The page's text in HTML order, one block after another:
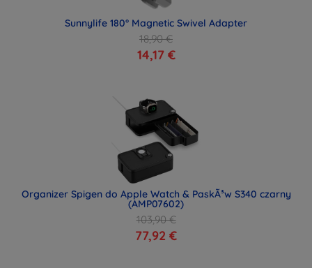
Sunnylife 180° Magnetic Swivel Adapter
18,90 €
14,17 €
Organizer Spigen do Apple Watch & PaskÃ³w S340 czarny
(AMP07602)
103,90 €
77,92 €